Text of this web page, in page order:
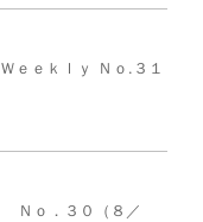
ｅｅｋｌｙ Ｎｏ.３１
Ｎｏ．３０（８／